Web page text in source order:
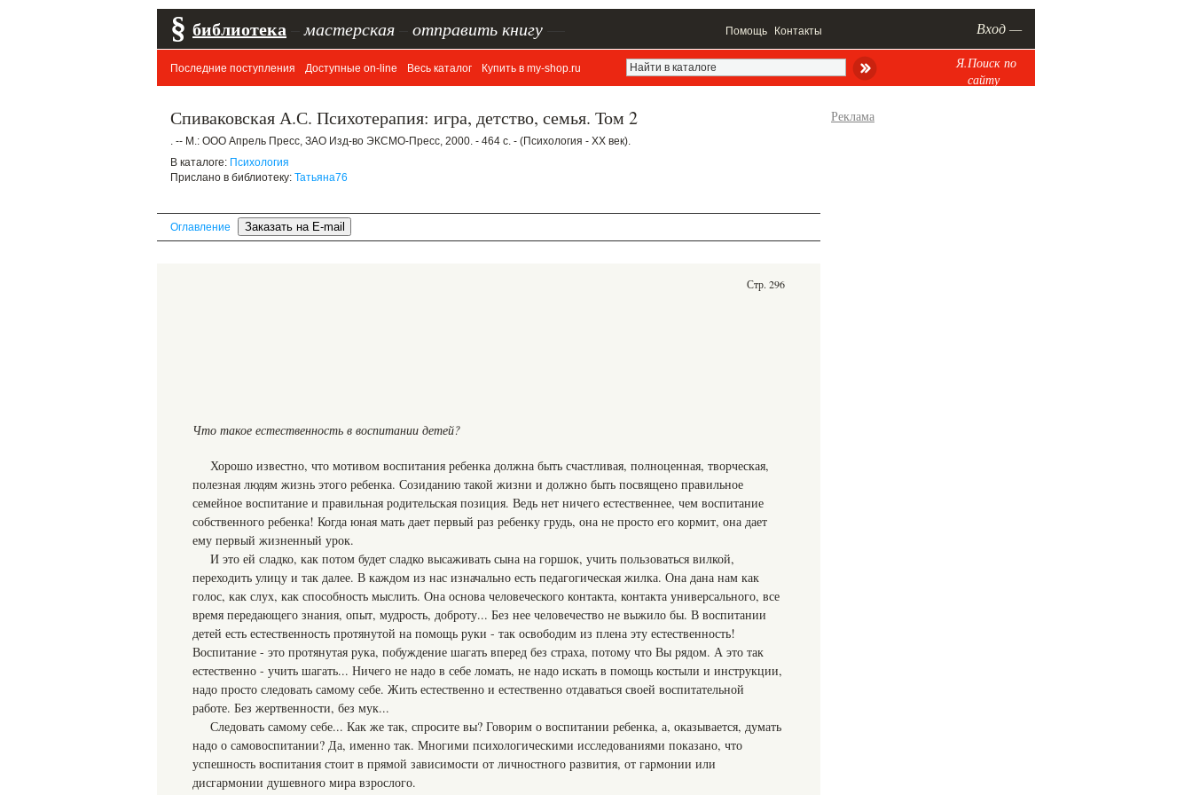
§ библиотека мастерская отправить книгу Помощь Контакты Вход —
Последние поступления Доступные on-line Весь каталог Купить в my-shop.ru
Я.Поиск по
сайту
Спиваковская А.С. Психотерапия: игра, детство, семья. Том 2
. -- М.: ООО Апрель Пресс, ЗАО Изд-во ЭКСМО-Пресс, 2000. - 464 с. - (Психология - XX век).
В каталоге: Психология
Прислано в библиотеку: Татьяна76
Оглавление
Стр. 296
Что такое естественность в воспитании детей?
Хорошо известно, что мотивом воспитания ребенка должна быть счастливая, полноценная, творческая,
полезная людям жизнь этого ребенка. Созиданию такой жизни и должно быть посвящено правильное
семейное воспитание и правильная родительская позиция. Ведь нет ничего естественнее, чем воспитание
собственного ребенка! Когда юная мать дает первый раз ребенку грудь, она не просто его кормит, она дает
ему первый жизненный урок.
И это ей сладко, как потом будет сладко высаживать сына на горшок, учить пользоваться вилкой,
переходить улицу и так далее. В каждом из нас изначально есть педагогическая жилка. Она дана нам как
голос, как слух, как способность мыслить. Она основа человеческого контакта, контакта универсального, все
время передающего знания, опыт, мудрость, доброту... Без нее человечество не выжило бы. В воспитании
детей есть естественность протянутой на помощь руки - так освободим из плена эту естественность!
Воспитание - это протянутая рука, побуждение шагать вперед без страха, потому что Вы рядом. А это так
естественно - учить шагать... Ничего не надо в себе ломать, не надо искать в помощь костыли и инструкции,
надо просто следовать самому себе. Жить естественно и естественно отдаваться своей воспитательной
работе. Без жертвенности, без мук...
Следовать самому себе... Как же так, спросите вы? Говорим о воспитании ребенка, а, оказывается, думать
надо о самовоспитании? Да, именно так. Многими психологическими исследованиями показано, что
успешность воспитания стоит в прямой зависимости от личностного развития, от гармонии или
дисгармонии душевного мира взрослого.
Реклама